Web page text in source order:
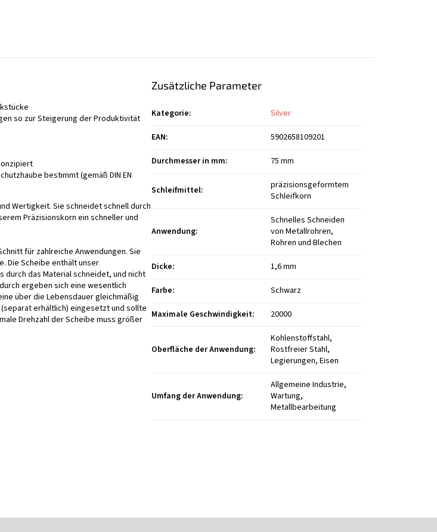
so zur Steigerung der Produktivität
bestimmt (gemäß DIN EN
Wertigkeit. Sie schneidet schnell durch
Präzisionskorn ein schneller und
für zahlreiche Anwendungen. Sie
Die Scheibe enthält unser
das Material schneidet, und nicht
ergeben sich eine wesentlich
über die Lebensdauer gleichmäßig
erhältlich) eingesetzt und sollte
Drehzahl der Scheibe muss größer
Zusätzliche Parameter
Kategorie:
Silver
EAN:
5902658109201
Durchmesser in mm: 75 mm
Schleifmittel:
präzisionsgeformtem
Schleifkorn
Anwendung:
Schnelles Schneiden
von Metallrohren,
Rohren und Blechen
Dicke:
1,6 mm
Farbe:
Schwarz
Maximale Geschwindigkeit: 20000
Oberfläche der Anwendung:
Kohlenstoffstahl,
Rostfreier Stahl,
Legierungen, Eisen
Umfang der Anwendung:
Allgemeine Industrie,
Wartung,
Metallbearbeitung